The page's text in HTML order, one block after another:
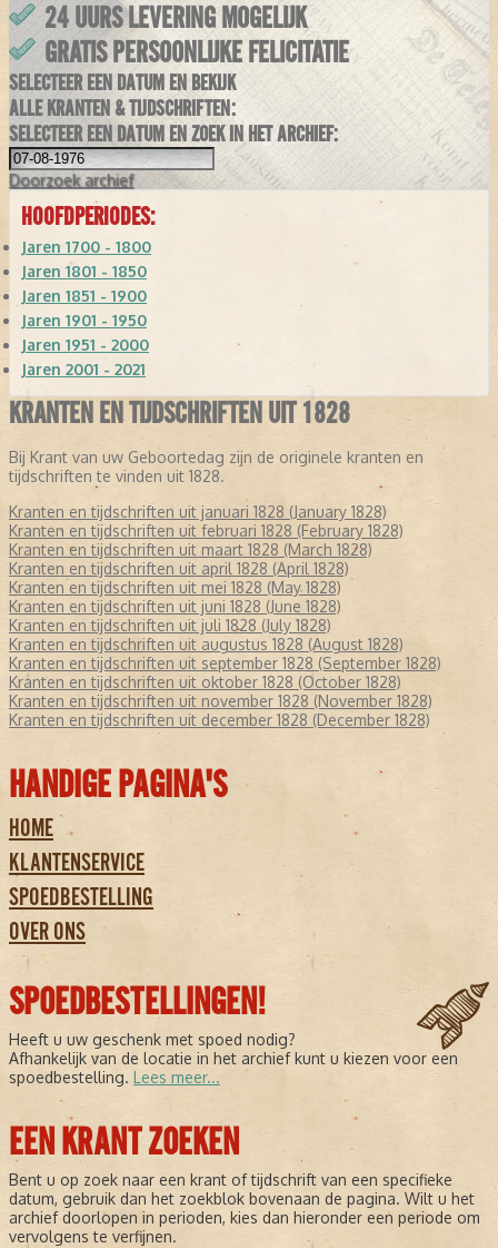
24 UURS LEVERING MOGELIJK
GRATIS PERSOONLIJKE FELICITATIE
SELECTEER EEN DATUM EN BEKIJK
ALLE KRANTEN & TIJDSCHRIFTEN:
SELECTEER EEN DATUM EN ZOEK IN HET ARCHIEF:
Doorzoek archief
HOOFDPERIODES:
Jaren 1700 - 1800
Jaren 1801 - 1850
Jaren 1851 - 1900
Jaren 1901 - 1950
Jaren 1951 - 2000
Jaren 2001 - 2021
KRANTEN EN TIJDSCHRIFTEN UIT 1828
Bij Krant van uw Geboortedag zijn de originele kranten en
tijdschriften te vinden uit 1828.
Kranten en tijdschriften uit januari 1828 (January 1828)
Kranten en tijdschriften uit februari 1828 (February 1828)
Kranten en tijdschriften uit maart 1828 (March 1828)
Kranten en tijdschriften uit april 1828 (April 1828)
Kranten en tijdschriften uit mei 1828 (May 1828)
Kranten en tijdschriften uit juni 1828 (June 1828)
Kranten en tijdschriften uit juli 1828 (July 1828)
Kranten en tijdschriften uit augustus 1828 (August 1828)
Kranten en tijdschriften uit september 1828 (September 1828)
Kranten en tijdschriften uit oktober 1828 (October 1828)
Kranten en tijdschriften uit november 1828 (November 1828)
Kranten en tijdschriften uit december 1828 (December 1828)
HANDIGE PAGINA'S
HOME
KLANTENSERVICE
SPOEDBESTELLING
OVER ONS
SPOEDBESTELLINGEN!
Heeft u uw geschenk met spoed nodig?
Afhankelijk van de locatie in het archief kunt u kiezen voor een
spoedbestelling. Lees meer...
EEN KRANT ZOEKEN
Bent u op zoek naar een krant of tijdschrift van een specifieke
datum, gebruik dan het zoekblok bovenaan de pagina. Wilt u het
archief doorlopen in perioden, kies dan hieronder een periode om
vervolgens te verfijnen.